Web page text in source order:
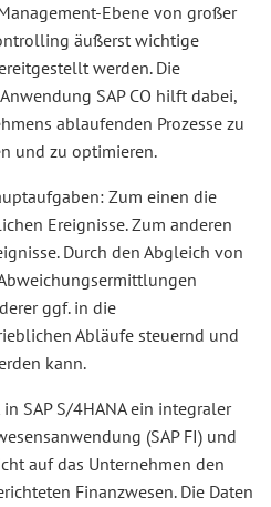
Ebene von großer
äußerst wichtige
werden. Die
SAP CO hilft dabei,
ablaufenden Prozesse zu
und zu optimieren.
Zum einen die
Ereignisse. Zum anderen
Durch den Abgleich von
ggf. in die
Abläufe steuernd und
kann.
SAP S/4HANA ein integraler
(SAP FI) und
auf das Unternehmen den
Finanzwesen. Die Daten